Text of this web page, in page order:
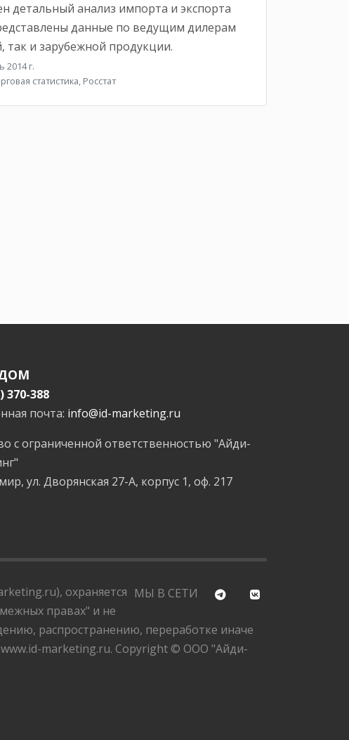
детальный анализ импорта и экспорта
данные по ведущим дилерам
так и зарубежной продукции.
2014 г.
статистика, Росстат
370-388
почта: info@id-marketing.ru
с ограниченной ответственностью "Айди-
ул. Дворянская 27-А, корпус 1, оф. 217
МЫ В СЕТИ
охраняется
правах" и не
распространению, переработке иначе
marketing.ru. Copyright © ООО "Айди-